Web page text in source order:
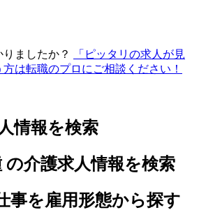
ましたか？
「ピッタリの求人が見
は転職のプロにご相談ください！
情報を検索
の介護求人情報を検索
事を雇用形態から探す